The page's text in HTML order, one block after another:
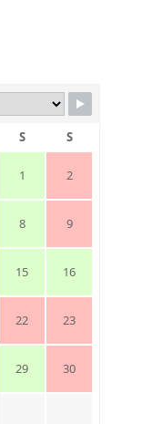
S S
1 2
8 9
15 16
22 23
29 30